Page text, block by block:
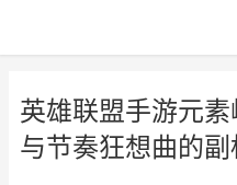
英雄联盟手游元
与节奏狂想曲的副